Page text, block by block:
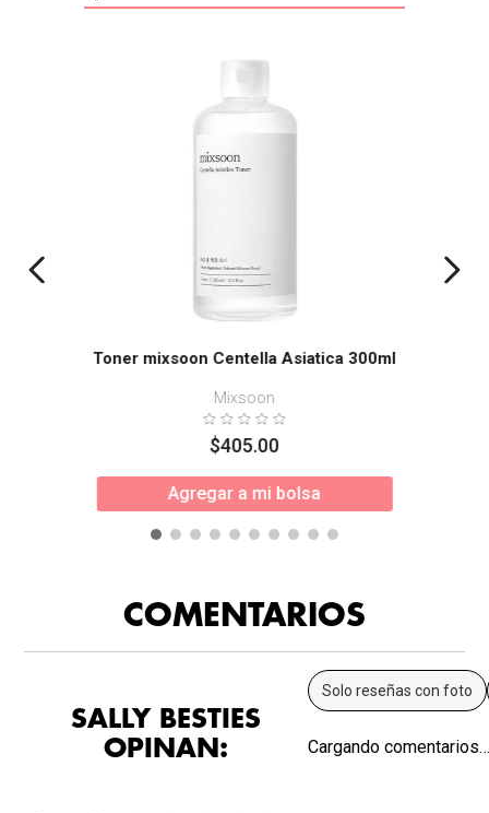
Toner mixsoon Centella Asiatica 300ml
Mixsoon
$405.00
Agregar a mi bolsa
COMENTARIOS
SALLY BESTIES
OPINAN:
Solo reseñas con foto
Cargando